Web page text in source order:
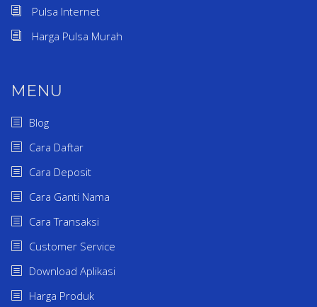
Pulsa Internet
Harga Pulsa Murah
MENU
Blog
Cara Daftar
Cara Deposit
Cara Ganti Nama
Cara Transaksi
Customer Service
Download Aplikasi
Harga Produk